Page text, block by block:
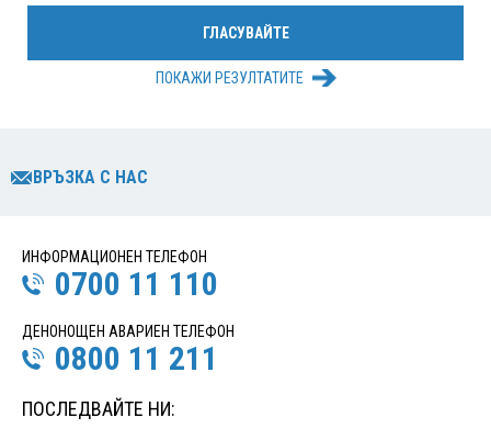
ПОКАЖИ РЕЗУЛТАТИТЕ
ВРЪЗКА С НАС
ИНФОРМАЦИОНЕН ТЕЛЕФОН
0700 11 110
ДЕНОНОЩЕН АВАРИЕН ТЕЛЕФОН
0800 11 211
ПОСЛЕДВАЙТЕ НИ: